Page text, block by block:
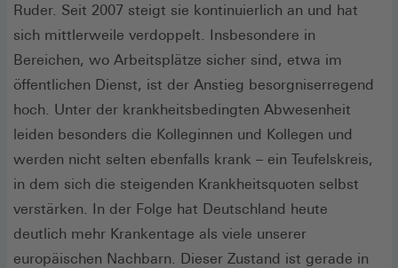
Ruder. Seit 2007 steigt sie kontinuierlich an und hat
sich mittlerweile verdoppelt. Insbesondere in
Bereichen, wo Arbeitsplätze sicher sind, etwa im
öffentlichen Dienst, ist der Anstieg besorgniserregend
hoch. Unter der krankheitsbedingten Abwesenheit
leiden besonders die Kolleginnen und Kollegen und
werden nicht selten ebenfalls krank – ein Teufelskreis,
in dem sich die steigenden Krankheitsquoten selbst
verstärken. In der Folge hat Deutschland heute
deutlich mehr Krankentage als viele unserer
europäischen Nachbarn. Dieser Zustand ist gerade in